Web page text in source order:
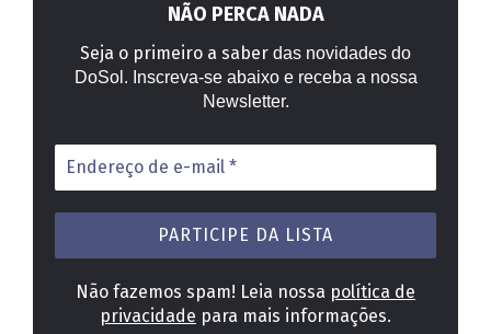
NÃO PERCA NADA
Seja o primeiro a saber das novidades do
DoSol. Inscreva-se abaixo e receba a nossa
Newsletter.
Endereço
de
e-
mail
Não fazemos spam! Leia nossa política de
privacidade para mais informações.